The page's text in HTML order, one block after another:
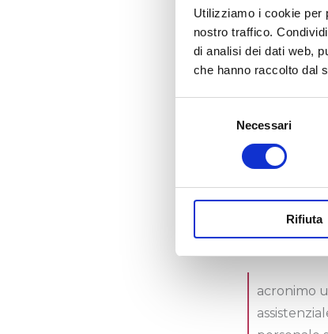
Utilizziamo i cookie per
nostro traffico.
di analisi dei dati web,
che hanno raccolto dal
Necessari
Rifiuta
acronimo
Modello di
acronimo
acronimo